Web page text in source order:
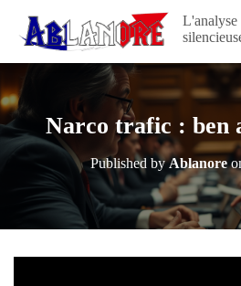
L'analyse
Narco trafic : ben
Published byAblanore